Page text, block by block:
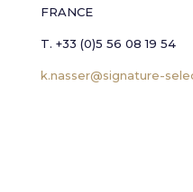
FRANCE
T. +33 (0)5 56 08 19 54
k.nasser@signature-